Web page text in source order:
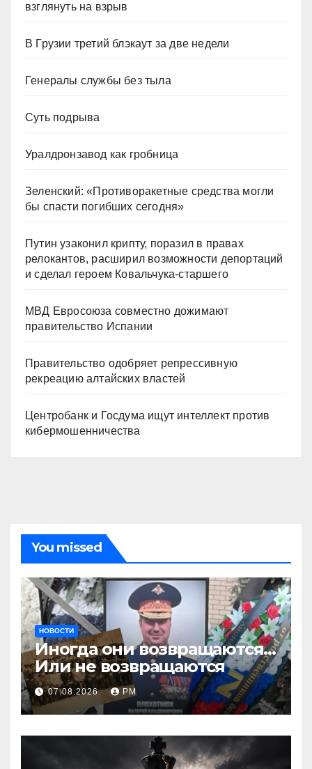
взглянуть на взрыв
В Грузии третий блэкаут за две недели
Генералы службы без тыла
Суть подрыва
Уралдронзавод как гробница
Зеленский: «Противоракетные средства могли
бы спасти погибших сегодня»
Путин узаконил крипту, поразил в правах
релокантов, расширил возможности депортаций
и сделал героем Ковальчука-старшего
МВД Евросоюза совместно дожимают
правительство Испании
Правительство одобряет репрессивную
рекреацию алтайских властей
Центробанк и Госдума ищут интеллект против
кибермошенничества
You missed
НОВОСТИ
Иногда они возвращаются…
Или не возвращаются
07.08.2026 РМ